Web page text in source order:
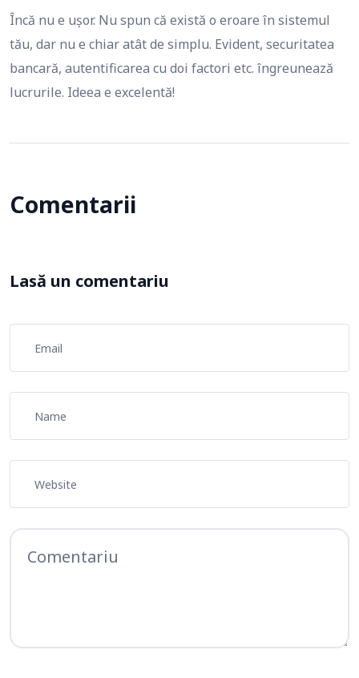
Încă nu e ușor. Nu spun că există o eroare în sistemul
tău, dar nu e chiar atât de simplu. Evident, securitatea
bancară, autentificarea cu doi factori etc. îngreunează
lucrurile. Ideea e excelentă!
Comentarii
Lasă un comentariu